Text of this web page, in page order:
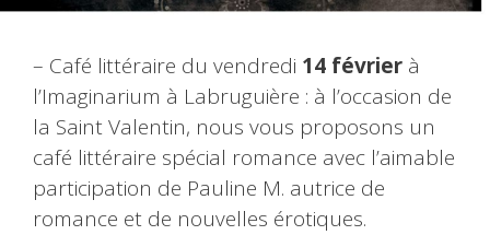
– Café littéraire du vendredi 14 février à
l’Imaginarium à Labruguière : à l’occasion de
la Saint Valentin, nous vous proposons un
café littéraire spécial romance avec l’aimable
participation de Pauline M. autrice de
romance et de nouvelles érotiques.